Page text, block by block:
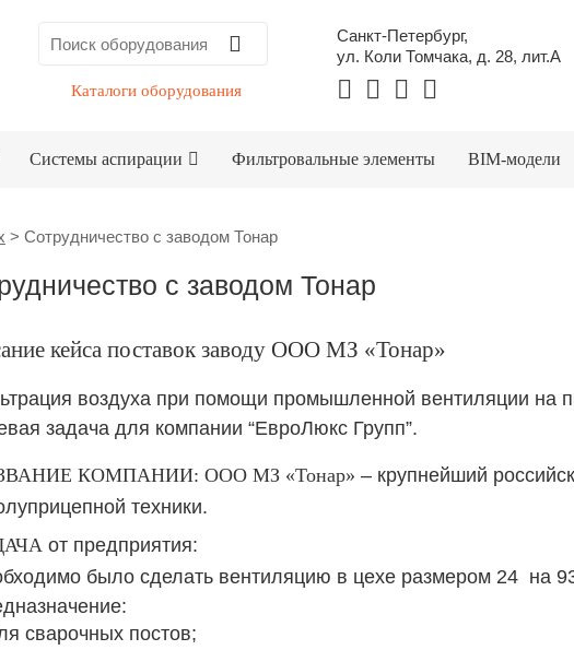
Каталоги оборудования
Санкт-Петербург,
ул. Коли Томчака, д. 28, лит.А
Системы аспирации Фильтровальные элементы BIM-модели
> Сотрудничество с заводом Тонар
с заводом Тонар
кейса поставок заводу ООО МЗ «Тонар»
воздуха при помощи промышленной вентиляции на
задача для компании “ЕвроЛюкс Групп”.
КОМПАНИИ: ООО МЗ «Тонар» – крупнейший
техники.
от предприятия:
было сделать вентиляцию в цехе размером 24 на
сварочных постов;